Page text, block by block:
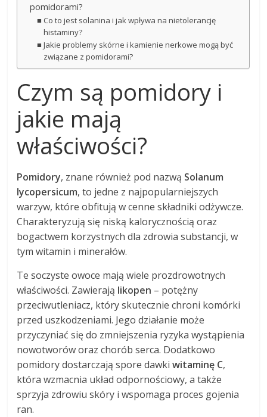
pomidorami?
Co to jest solanina i jak wpływa na nietolerancję
histaminy?
Jakie problemy skórne i kamienie nerkowe mogą być
związane z pomidorami?
Czym są pomidory i
jakie mają
właściwości?
Pomidory, znane również pod nazwą Solanum
lycopersicum, to jedne z najpopularniejszych
warzyw, które obfitują w cenne składniki odżywcze.
Charakteryzują się niską kalorycznością oraz
bogactwem korzystnych dla zdrowia substancji, w
tym witamin i minerałów.
Te soczyste owoce mają wiele prozdrowotnych
właściwości. Zawierają likopen – potężny
przeciwutleniacz, który skutecznie chroni komórki
przed uszkodzeniami. Jego działanie może
przyczyniać się do zmniejszenia ryzyka wystąpienia
nowotworów oraz chorób serca. Dodatkowo
pomidory dostarczają spore dawkiwitaminę C,
która wzmacnia układ odpornościowy, a także
sprzyja zdrowiu skóry i wspomaga proces gojenia
ran.